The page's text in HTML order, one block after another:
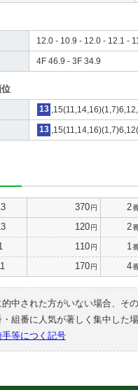
12.0 - 10.9 - 12.0 - 12.1 -
4F 46.9 - 3F 34.9
13
13
370円 2
120円 2
110円 1
170円 4
的中された方がいない場合、そ
組番に人気が著しく集中した場
手等につく記号